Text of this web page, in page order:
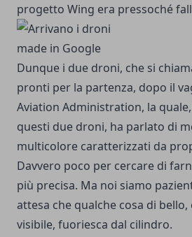
progetto Wing era pressoché
Dunque i due droni, che si
pronti per la partenza, dopo il
Aviation Administration, la
questi due droni, ha parlato di
multicolore caratterizzati da
Davvero poco per cercare di
più precisa. Ma noi siamo
attesa che qualche cosa di
visibile, fuoriesca dal cilindro.